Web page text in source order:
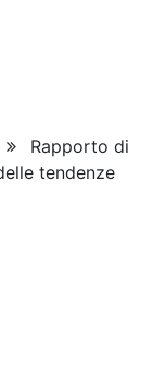
Rapporto di
tendenze